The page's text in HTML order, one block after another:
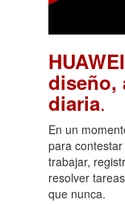
diseño,
diaria.
En un
para
trabajar,
resolver
que nunca.